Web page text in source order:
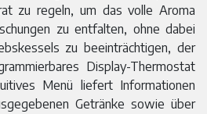
zu regeln, um das volle Aroma
zu entfalten, ohne dabei
zu beeinträchtigen, der
Display-Thermostat
Menü liefert Informationen
Getränke sowie über